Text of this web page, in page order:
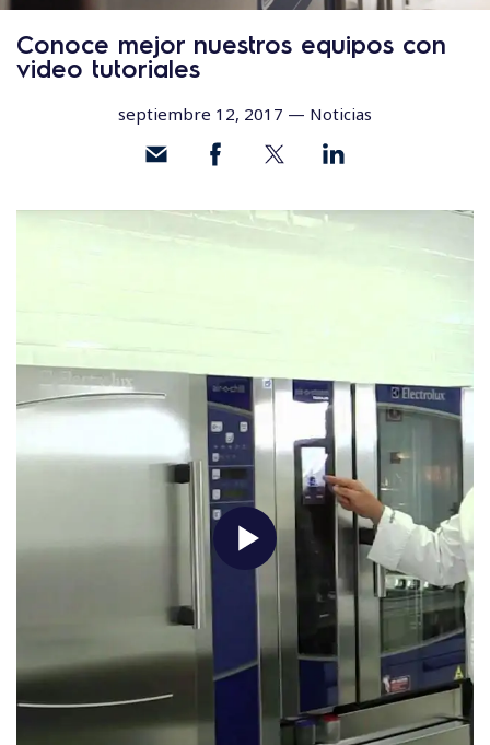
Conoce mejor nuestros equipos con
video tutoriales
septiembre 12, 2017 — Noticias